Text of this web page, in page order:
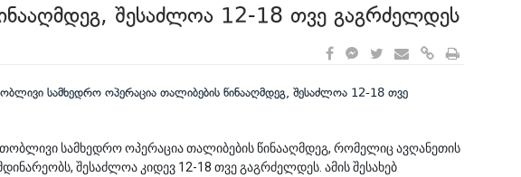
შესაძლოა 12-18 თვე გაგრძელდეს
სამხედრო ოპერაცია თალიბების წინააღმდეგ, რომელიც ავღანეთის
შესაძლოა კიდევ 12-18 თვე გაგრძელდეს. ამის შესახებ